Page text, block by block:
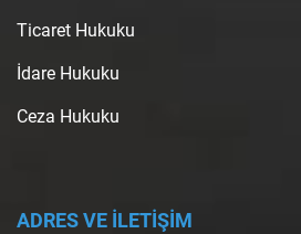
Ticaret Hukuku
İdare Hukuku
Ceza Hukuku
ADRES VE İLETİŞİM